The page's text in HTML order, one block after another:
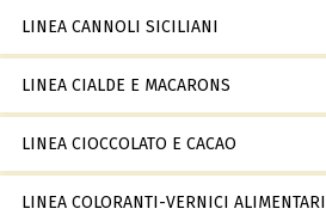
LINEA CANNOLI SICILIANI
LINEA CIALDE E MACARONS
LINEA CIOCCOLATO E CACAO
LINEA COLORANTI-VERNICI ALIMENTARI